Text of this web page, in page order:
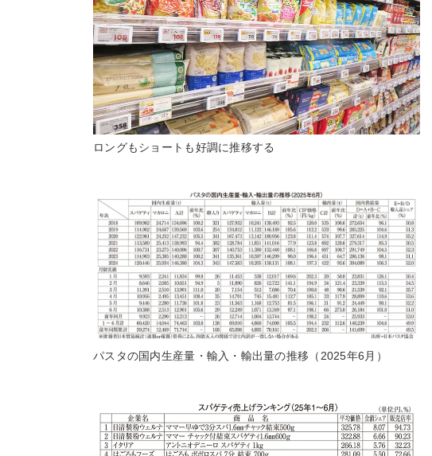
ロングもショートも好調に推移する
パスタの国内生産量・輸入・輸出量の推移（2025年6月）